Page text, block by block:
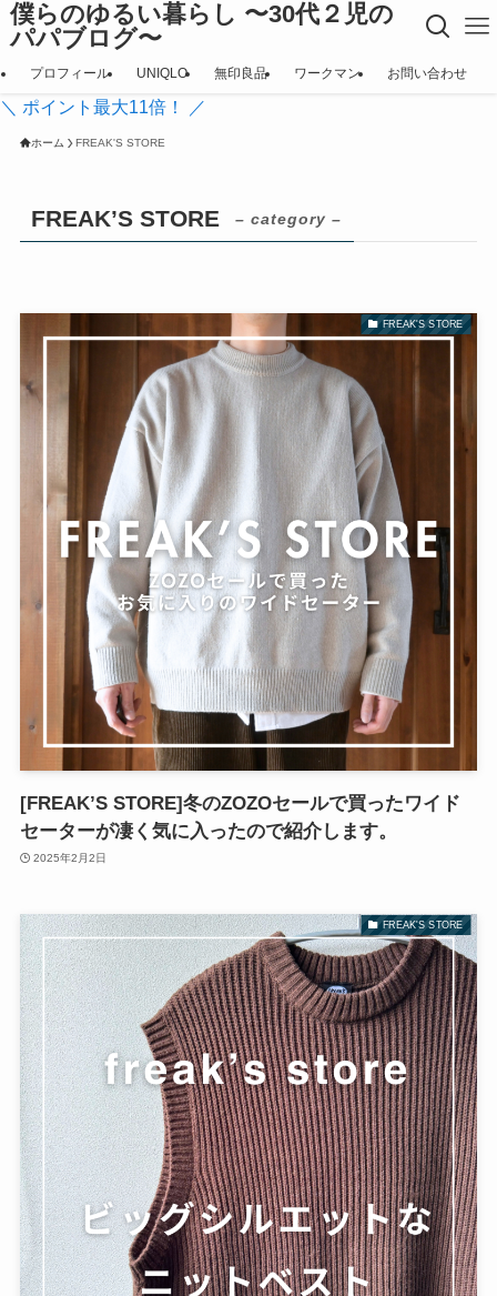
僕らのゆるい暮らし 〜30代２児の
パパブログ〜
プロフィール UNIQLO 無印良品 ワークマン お問い合わせ
＼ ポイント最大11倍！ ／
ホーム FREAK'S STORE
FREAK’S STORE – category –
FREAK'S STORE
[FREAK’S STORE]冬のZOZOセールで買ったワイド
セーターが凄く気に入ったので紹介します。
2025年2月2日
FREAK'S STORE